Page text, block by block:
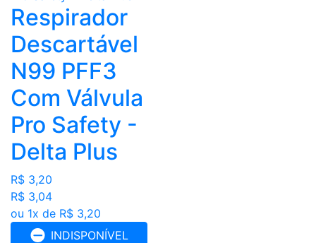
Respirador
Descartável
N99 PFF3
Com Válvula
Pro Safety -
Delta Plus
R$ 3,20
R$ 3,04
ou 1x de R$ 3,20
INDISPONÍVEL